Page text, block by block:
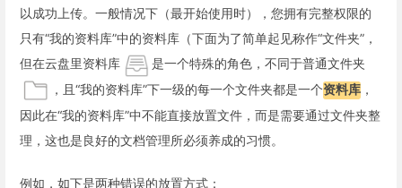
以成功上传。一般情况下（最开始使用时），您拥有完整权限的
只有“我的资料库”中的资料库（下面为了简单起见称作“文件夹”，
但在云盘里资料库
是一个特殊的角色，不同于普通文件夹
，且“我的资料库”下一级的每一个文件夹都是一个资料库 ，
因此在“我的资料库”中不能直接放置文件，而是需要通过文件夹整
理，这也是良好的文档管理所必须养成的习惯。
例如，如下是两种错误的放置方式：